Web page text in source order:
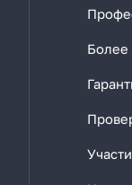
Более